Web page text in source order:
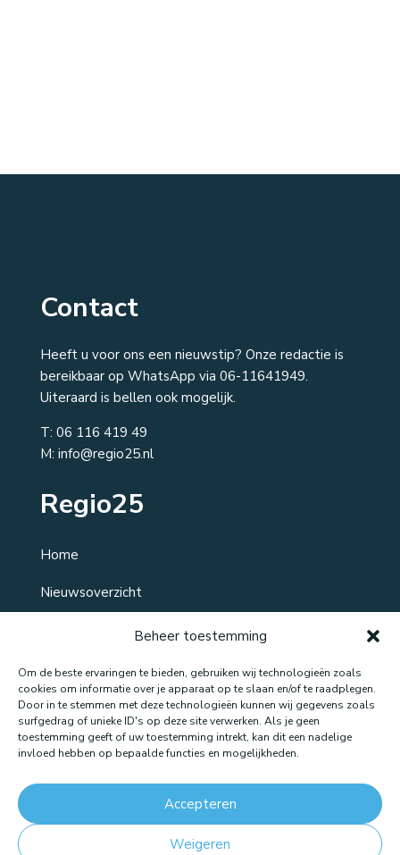
Beheer toestemming
Om de beste ervaringen te bieden, gebruiken wij technologieën zoals
cookies om informatie over je apparaat op te slaan en/of te raadplegen.
Door in te stemmen met deze technologieën kunnen wij gegevens zoals
surfgedrag of unieke ID's op deze site verwerken. Als je geen
toestemming geeft of uw toestemming intrekt, kan dit een nadelige
invloed hebben op bepaalde functies en mogelijkheden.
Accepteren
Weigeren
Contact
Heeft u voor ons een nieuwstip? Onze redactie is
bereikbaar op WhatsApp via 06-11641949.
Uiteraard is bellen ook mogelijk.
T: 06 116 419 49
M: info@regio25.nl
Regio25
Home
Nieuwsoverzicht
Contact
Website gemaakt door: LOEQ